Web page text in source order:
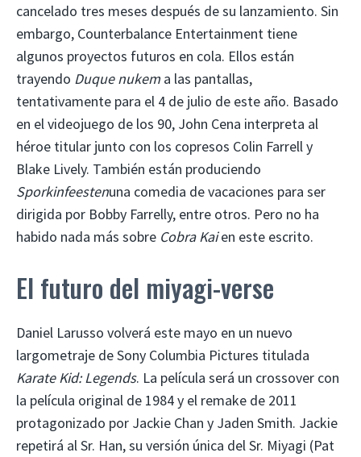
cancelado tres meses después de su lanzamiento. Sin
embargo, Counterbalance Entertainment tiene
algunos proyectos futuros en cola. Ellos están
trayendo Duque nukem a las pantallas,
tentativamente para el 4 de julio de este año. Basado
en el videojuego de los 90, John Cena interpreta al
héroe titular junto con los copresos Colin Farrell y
Blake Lively. También están produciendo
Sporkinfeestenuna comedia de vacaciones para ser
dirigida por Bobby Farrelly, entre otros. Pero no ha
habido nada más sobre Cobra Kaien este escrito.
El futuro del miyagi-verse
Daniel Larusso volverá este mayo en un nuevo
largometraje de Sony Columbia Pictures titulada
Karate Kid: Legends. La película será un crossover con
la película original de 1984 y el remake de 2011
protagonizado por Jackie Chan y Jaden Smith. Jackie
repetirá al Sr. Han, su versión única del Sr. Miyagi (Pat